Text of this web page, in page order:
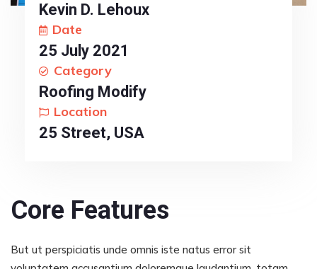
Kevin D. Lehoux
Date
25 July 2021
Category
Roofing Modify
Location
25 Street, USA
Core Features
But ut perspiciatis unde omnis iste natus error sit